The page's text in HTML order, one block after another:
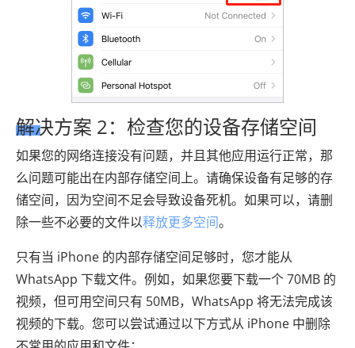
解决方案 2：检查您的设备存储空间
如果您的网络连接没有问题，并且其他应用运行正常，那
么问题可能出在内部存储空间上。请确保设备有足够的存
储空间，因为空间不足会导致设备死机。如果可以，请删
除一些不必要的文件以释放更多空间。
只有当 iPhone 的内部存储空间足够时，您才能从
WhatsApp 下载文件。例如，如果您要下载一个 70MB 的
视频，但可用空间只有 50MB，WhatsApp 将无法完成该
视频的下载。您可以尝试通过以下方式从 iPhone 中删除